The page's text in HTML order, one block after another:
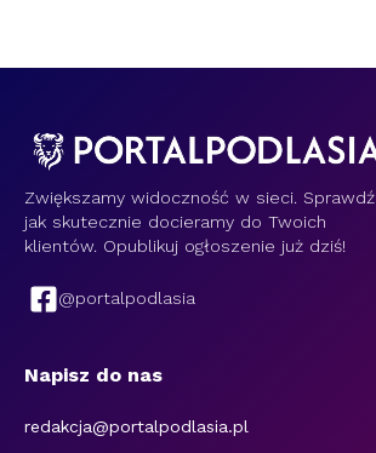
Zwiększamy widoczność w sieci. Sprawdź
jak skutecznie docieramy do Twoich
klientów. Opublikuj ogłoszenie już dziś!
@portalpodlasia
Napisz do nas
redakcja@portalpodlasia.pl